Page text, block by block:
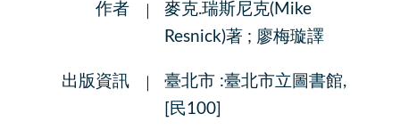
作者
麥克.瑞斯尼克(Mike
Resnick)著 ; 廖梅璇譯
出版資訊
臺北市 :臺北市立圖書館,
[民100]